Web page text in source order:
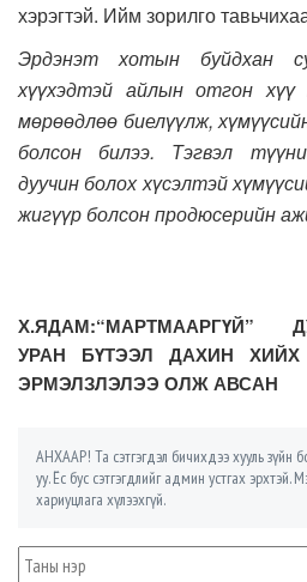
хэрэгтэй. Ийм зорилго
Эрдэнэт хотын буйдхан
хүүхэдтэй айлын отгон хүү
мөрөөдлөө биелүүлж,
болсон билээ. Тэгвэл
дуучин болох хүсэлтэй
жигүүр болсон продюсерийн
Х.ЯДАМ:“МАРТМААРГҮЙ”
УРАН БҮТЭЭЛ ДАХИН ХИЙХ
ЭРМЭЛЗЛЭЛЭЭ ОЛЖ АВСАН
АНХААР! Та сэтгэгдэл бичихдээ хууль зүйн
уу. Ёс бус сэтгэгдлийг админ устгах
хариуцлага хүлээхгүй.